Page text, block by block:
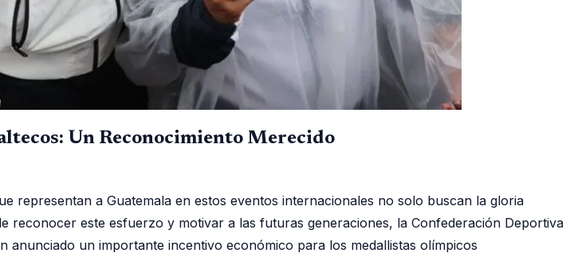
Un Reconocimiento Merecido
representan a Guatemala en estos eventos internacionales no solo buscan la gloria
reconocer este esfuerzo y motivar a las futuras generaciones, la Confederación Deportiva
anunciado un importante incentivo económico para los medallistas olímpicos